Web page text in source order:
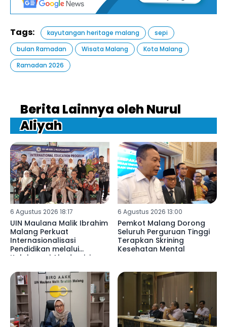
Tags: kayutangan heritage malang
sepi
bulan Ramadan
Wisata Malang
Kota Malang
Ramadan 2026
Berita Lainnya oleh Nurul
Aliyah
6 Agustus 2026 18:17
UIN Maulana Malik Ibrahim
Malang Perkuat
Internasionalisasi
Pendidikan melalui
Kolaborasi Akademisi
Mulyoagung
6 Agustus 2026 13:00
Pemkot Malang Dorong
Seluruh Perguruan Tinggi
Terapkan Skrining
Kesehatan Mental